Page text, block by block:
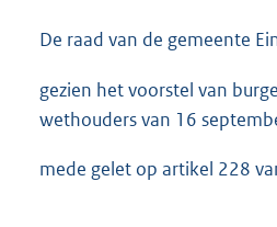
De raad van de gemeente
gezien het voorstel van
wethouders van 16
mede gelet op artikel 228